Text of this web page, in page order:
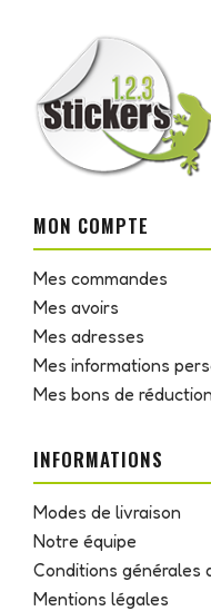
MON COMPTE
Mes commandes
Mes avoirs
Mes adresses
Mes informations
Mes bons de réduction
INFORMATIONS
Modes de livraison
Notre équipe
Conditions générales
Mentions légales